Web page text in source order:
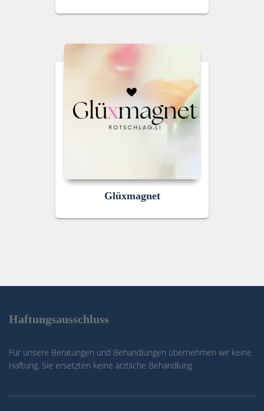
Glüxmagnet
Haftungsausschluss
Für unsere Beratungen und Behandlungen übernehmen wir keine
Haftung. Sie ersetzten keine ärztliche Behandlung